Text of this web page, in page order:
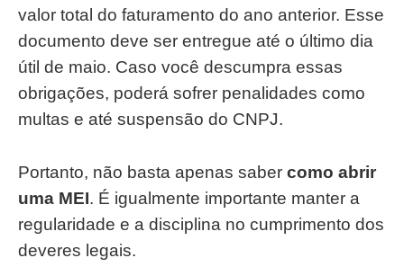
valor total do faturamento do ano anterior. Esse
documento deve ser entregue até o último dia
útil de maio. Caso você descumpra essas
obrigações, poderá sofrer penalidades como
multas e até suspensão do CNPJ.
Portanto, não basta apenas saber como abrir
uma MEI. É igualmente importante manter a
regularidade e a disciplina no cumprimento dos
deveres legais.